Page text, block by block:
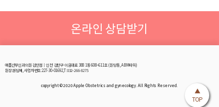
온라인 상담받기
애플산부인과의원 검단점│인천 검단구 이음대로 388 1동 608~611호 (원당동, ABM타워)
원장:권담혜, 사업자번호:227-30-01692,T:032-266-8275
copyright © 2020 Apple Obstetrics and gynecology. All Rights Reserved.
▲
TOP